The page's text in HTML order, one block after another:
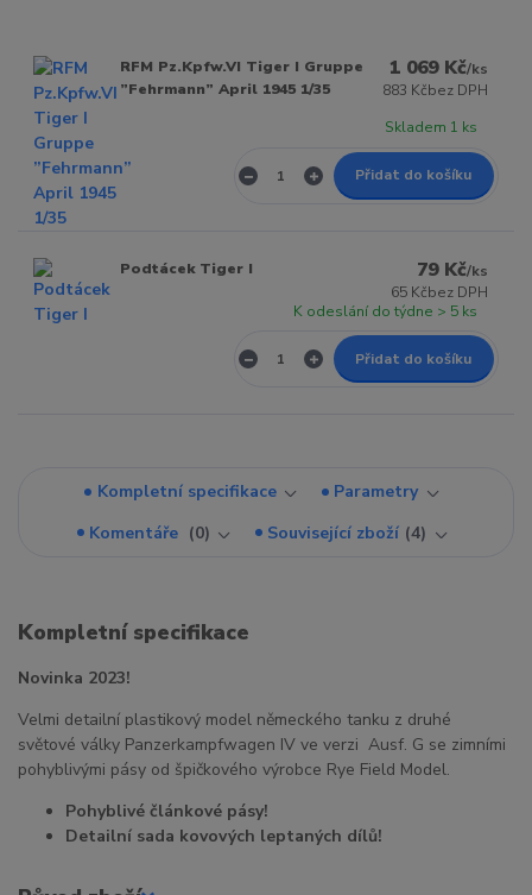
RFM Pz.Kpfw.VI Tiger I Gruppe
”Fehrmann” April 1945 1/35
1 069 Kč/ks
883 Kčbez DPH
Skladem 1 ks
Přidat do košíku
Podtácek Tiger I 79 Kč/ks
65 Kčbez DPH
K odeslání do týdne > 5 ks
Přidat do košíku
Kompletní specifikace
Parametry
Komentáře
0 Související zboží 4
Kompletní specifikace
Novinka 2023!
Velmi detailní plastikový model německého tanku z druhé
světové války Panzerkampfwagen IV ve verzi Ausf. G se zimními
pohyblivými pásy od špičkového výrobce Rye Field Model.
Pohyblivé článkové pásy!
Detailní sada kovových leptaných dílů!